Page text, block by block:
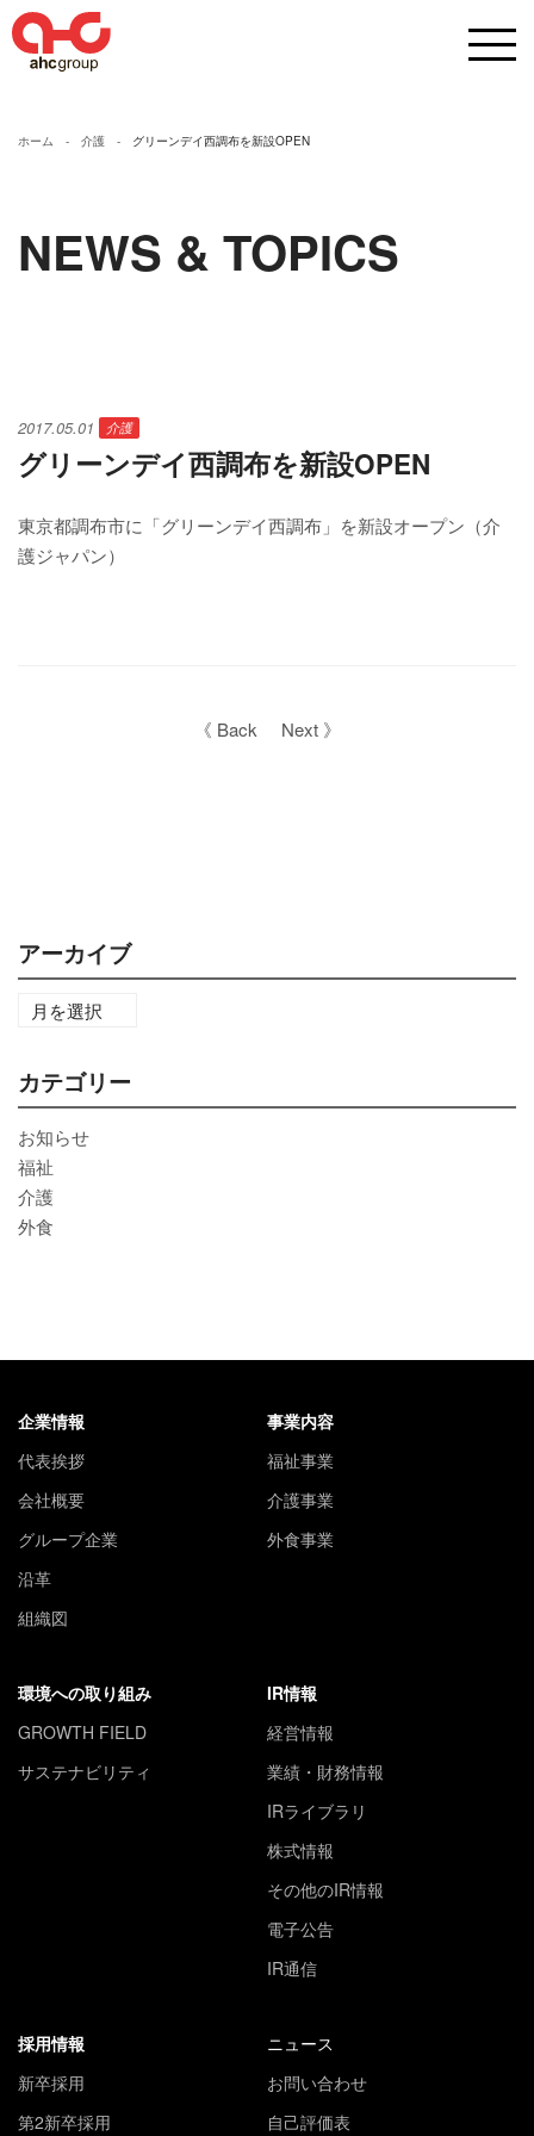
ホーム 介護 グリーンデイ西調布を新設OPEN
NEWS & TOPICS
2017.05.01 介護
グリーンデイ西調布を新設OPEN
東京都調布市に「グリーンデイ西調布」を新設オープン（介
護ジャパン）
《 Back Next 》
アーカイブ
カテゴリー
お知らせ
福祉
介護
外食
企業情報
代表挨拶
会社概要
グループ企業
沿革
組織図
事業内容
福祉事業
介護事業
外食事業
環境への取り組み
GROWTH FIELD
サステナビリティ
IR情報
経営情報
業績・財務情報
IRライブラリ
株式情報
その他のIR情報
電子公告
IR通信
採用情報
新卒採用
第2新卒採用
ニュース
お問い合わせ
自己評価表